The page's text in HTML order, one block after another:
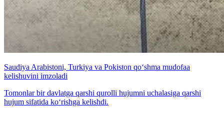
Saudiya Arabistoni, Turkiya va Pokiston qo‘shma mudofaa
kelishuvini imzoladi
Tomonlar bir davlatga qarshi qurolli hujumni uchalasiga qarshi
hujum sifatida ko‘rishga kelishdi.